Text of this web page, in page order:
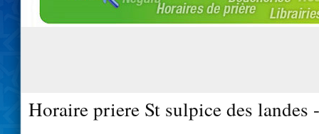
Horaire priere St sulpice des landes